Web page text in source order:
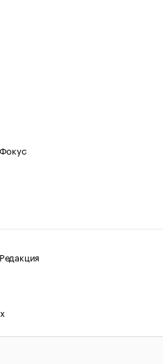
Редакция
авторских прав